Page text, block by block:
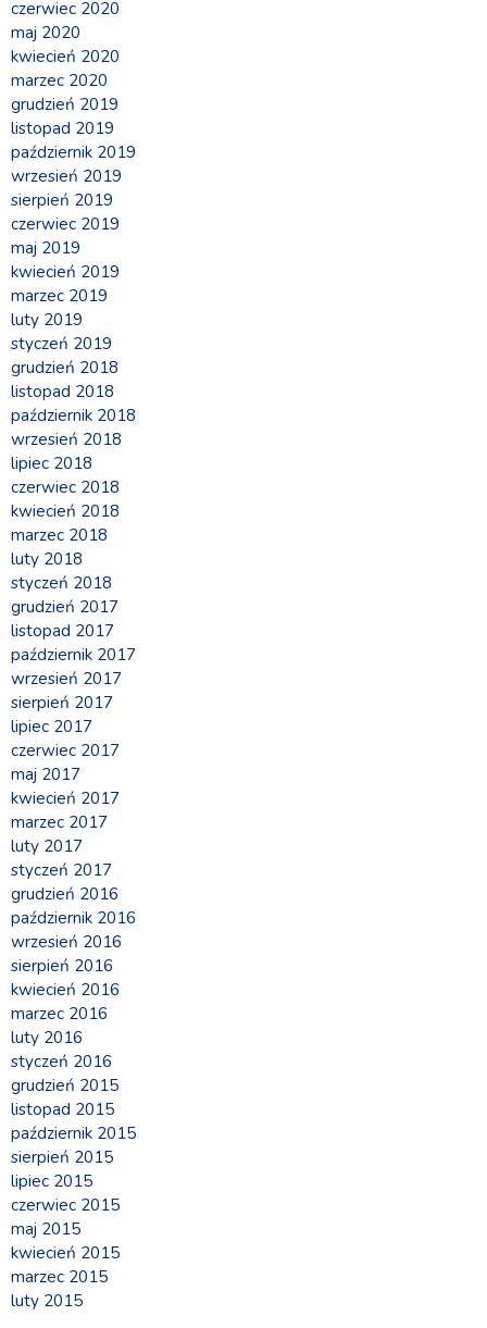
czerwiec 2020
maj 2020
kwiecień 2020
marzec 2020
grudzień 2019
listopad 2019
październik 2019
wrzesień 2019
sierpień 2019
czerwiec 2019
maj 2019
kwiecień 2019
marzec 2019
luty 2019
styczeń 2019
grudzień 2018
listopad 2018
październik 2018
wrzesień 2018
lipiec 2018
czerwiec 2018
kwiecień 2018
marzec 2018
luty 2018
styczeń 2018
grudzień 2017
listopad 2017
październik 2017
wrzesień 2017
sierpień 2017
lipiec 2017
czerwiec 2017
maj 2017
kwiecień 2017
marzec 2017
luty 2017
styczeń 2017
grudzień 2016
październik 2016
wrzesień 2016
sierpień 2016
kwiecień 2016
marzec 2016
luty 2016
styczeń 2016
grudzień 2015
listopad 2015
październik 2015
sierpień 2015
lipiec 2015
czerwiec 2015
maj 2015
kwiecień 2015
marzec 2015
luty 2015